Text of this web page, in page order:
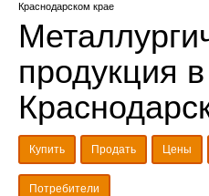
Краснодарском крае
продукция в
Купить Продать Цены
Потребители